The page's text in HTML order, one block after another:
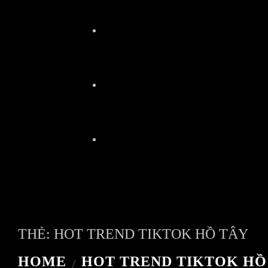
THẺ: HOT TREND TIKTOK HỒ TÂY
HOME
HOT TREND TIKTOK